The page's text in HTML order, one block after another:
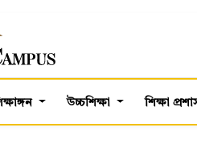
উচ্চশিক্ষা শিক্ষা